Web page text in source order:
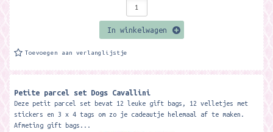
In winkelwagen
Toevoegen aan verlanglijstje
Petite parcel set Dogs Cavallini
Deze petit parcel set bevat 12 leuke gift bags, 12 velletjes met
stickers en 3 x 4 tags om zo je cadeautje helemaal af te maken.
Afmeting gift bags...